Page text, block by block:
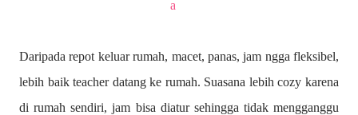
a
Daripada repot keluar rumah, macet, panas, jam ngga fleksibel,
lebih baik teacher datang ke rumah. Suasana lebih cozy karena
di rumah sendiri, jam bisa diatur sehingga tidak mengganggu